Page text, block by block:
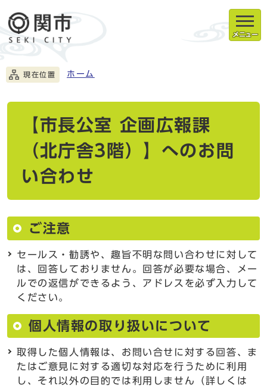
メニュー
現在位置 ホーム
【市長公室 企画広報課
（北庁舎3階）】へのお問
い合わせ
ご注意
セールス・勧誘や、趣旨不明な問い合わせに対して
は、回答しておりません。回答が必要な場合、メー
ルでの返信ができるよう、アドレスを必ず入力して
ください。
個人情報の取り扱いについて
取得した個人情報は、お問い合せに対する回答、ま
たはご意見に対する適切な対応を行うために利用
し、それ以外の目的では利用しません（詳しくは